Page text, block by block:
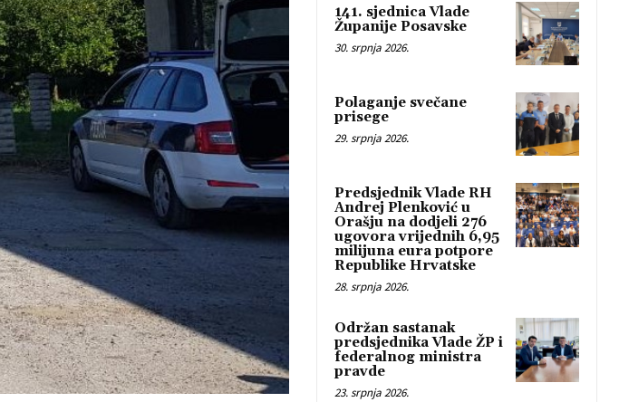
141. sjednica Vlade
Županije Posavske
30. srpnja 2026.
Polaganje svečane
prisege
29. srpnja 2026.
Predsjednik Vlade RH
Andrej Plenković u
Orašju na dodjeli 276
ugovora vrijednih 6,95
milijuna eura potpore
Republike Hrvatske
28. srpnja 2026.
Održan sastanak
predsjednika Vlade ŽP i
federalnog ministra
pravde
23. srpnja 2026.